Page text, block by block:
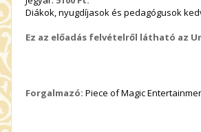
Diákok, nyugdíjasok és pedagógusok
Ez az előadás felvételről látható az
Forgalmazó: Piece of Magic